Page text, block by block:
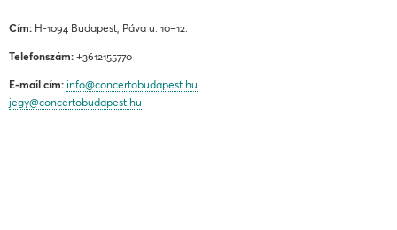
Cím: H-1094 Budapest, Páva u. 10–12.
Telefonszám: +3612155770
E-mail cím: info@concertobudapest.hu
jegy@concertobudapest.hu